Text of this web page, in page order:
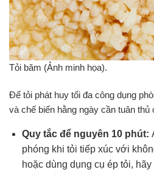
Tỏi băm (Ảnh minh họa).
Để tỏi phát huy tối đa công dụng
và chế biến hằng ngày cần tuân thủ
Quy tắc để nguyên 10 phút:
phóng khi tỏi tiếp xúc với
hoặc dùng dụng cụ ép tỏi,